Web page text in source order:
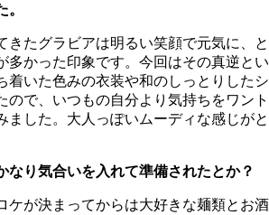
たグラビアは明るい笑顔で元気に、と
多かった印象です。今回はその真逆とい
着いた色みの衣装や和のしっとりしたシ
ので、いつもの自分より気持ちをワント
ました。大人っぽいムーディな感じがと
り気合いを入れて準備されたとか？
が決まってからは大好きな麺類とお酒